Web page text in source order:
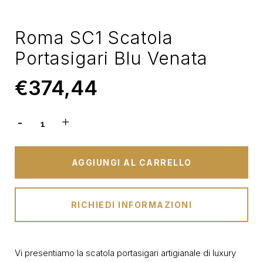
Roma SC1 Scatola
Portasigari Blu Venata
€374,44
AGGIUNGI AL CARRELLO
RICHIEDI INFORMAZIONI
Vi presentiamo la scatola portasigari artigianale di luxury